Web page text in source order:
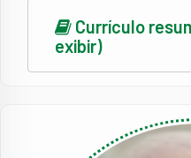
Currículo
exibir)